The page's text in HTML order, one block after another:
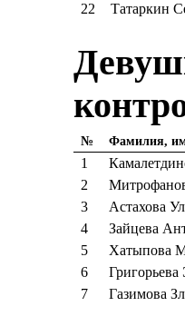
22
Татаркин
№ Фамилия,
1
2
3
Астахова
4
Зайцева
5
Хатыпова
6
Григорьева
7
Газимова